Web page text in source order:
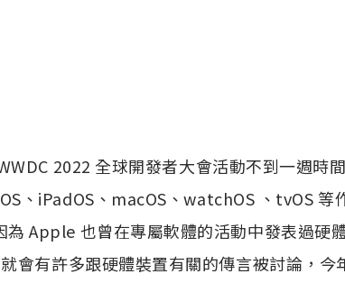
2022 全球開發者大會活動不到一週時
、iPadOS、macOS、watchOS 、tvOS 等
為 Apple 也曾在專屬軟體的活動中發表過硬
會有許多跟硬體裝置有關的傳言被討論，今